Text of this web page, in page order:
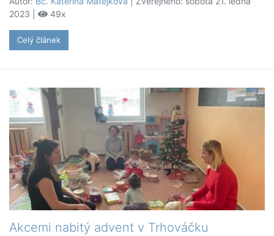
2023 |
49x
Celý článek
Akcemi nabitý advent v Trhováčku